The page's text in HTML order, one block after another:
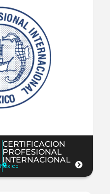
CERTIFICACION
PROFESIONAL
INTERNACIONAL
Mexico